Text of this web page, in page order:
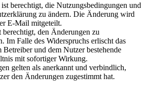
berechtigt, die Nutzungsbedingungen und
zu ändern. Die Änderung wird
E-Mail mitgeteilt.
den Änderungen zu
Im Falle des Widerspruchs erlischt das
Betreiber und dem Nutzer bestehende
mit sofortiger Wirkung.
gelten als anerkannt und verbindlich,
den Änderungen zugestimmt hat.